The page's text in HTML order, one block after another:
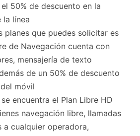
50% de descuento en la
la línea
planes que puedes solicitar es
de Navegación cuenta con
mensajería de texto
de un 50% de descuento
móvil
encuentra el Plan Libre HD
navegación libre, llamadas
a cualquier operadora,